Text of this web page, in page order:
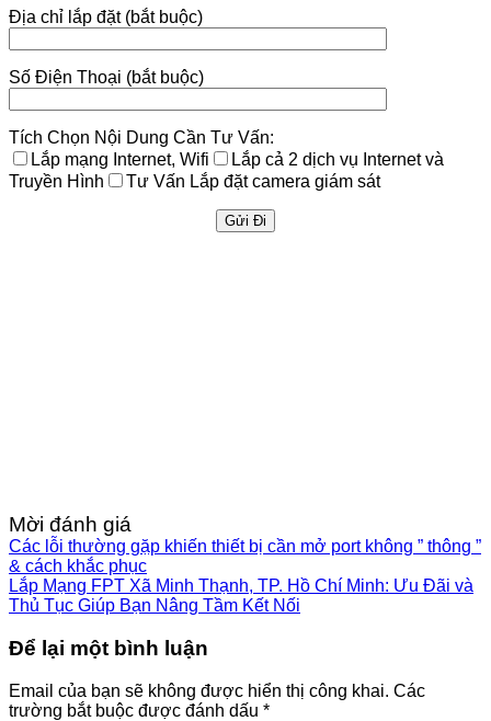
Địa chỉ lắp đặt (bắt buộc)
Số Điện Thoại (bắt buộc)
Tích Chọn Nội Dung Cần Tư Vấn:
Lắp mạng Internet, Wifi
Lắp cả 2 dịch vụ Internet và
Truyền Hình
Tư Vấn Lắp đặt camera giám sát
Mời đánh giá
Các lỗi thường gặp khiến thiết bị cần mở port không ” thông ”
& cách khắc phục
Lắp Mạng FPT Xã Minh Thạnh, TP. Hồ Chí Minh: Ưu Đãi và
Thủ Tục Giúp Bạn Nâng Tầm Kết Nối
Để lại một bình luận
Email của bạn sẽ không được hiển thị công khai. Các
trường bắt buộc được đánh dấu *